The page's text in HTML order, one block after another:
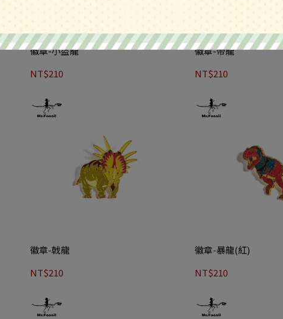
徽章-小盜龍
NT$210
徽章-帝龍
NT$210
徽章-戟龍
NT$210
徽章-暴龍(紅)
NT$210